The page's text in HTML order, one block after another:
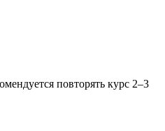
повторять курс 2–3